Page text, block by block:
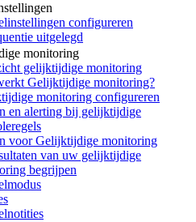
configureren
uitgelegd
monitoring
gelijktijdige monitoring
Gelijktijdige monitoring?
monitoring configureren
en alerting bij gelijktijdige
voor Gelijktijdige monitoring
van uw gelijktijdige
begrijpen